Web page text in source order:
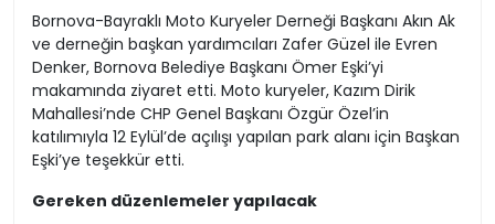
Bornova-Bayraklı Moto Kuryeler Derneği Başkanı Akın Ak
ve derneğin başkan yardımcıları Zafer Güzel ile Evren
Denker, Bornova Belediye Başkanı Ömer Eşki’yi
makamında ziyaret etti. Moto kuryeler, Kazım Dirik
Mahallesi’nde CHP Genel Başkanı Özgür Özel’in
katılımıyla 12 Eylül’de açılışı yapılan park alanı için Başkan
Eşki’ye teşekkür etti.
Gereken düzenlemeler yapılacak